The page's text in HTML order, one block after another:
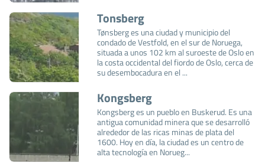
Tonsberg
Tønsberg es una ciudad y municipio del
condado de Vestfold, en el sur de Noruega,
situada a unos 102 km al suroeste de Oslo en
la costa occidental del fiordo de Oslo, cerca de
su desembocadura en el ...
Kongsberg
Kongsberg es un pueblo en Buskerud. Es una
antigua comunidad minera que se desarrolló
alrededor de las ricas minas de plata del
1600. Hoy en día, la ciudad es un centro de
alta tecnología en Norueg...